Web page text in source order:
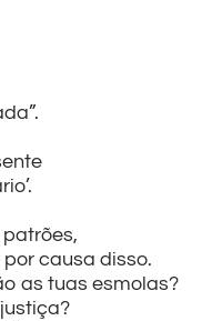
causa disso.
as tuas esmolas?